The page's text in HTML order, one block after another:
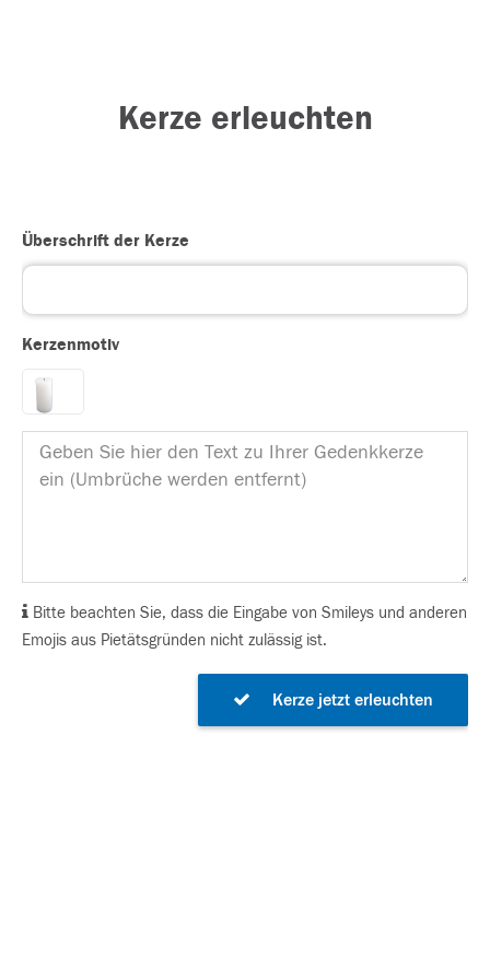
Kerze erleuchten
Überschrift der Kerze
Kerzenmotiv
Bitte beachten Sie, dass die Eingabe von Smileys und anderen
Emojis aus Pietätsgründen nicht zulässig ist.
Kerze jetzt erleuchten